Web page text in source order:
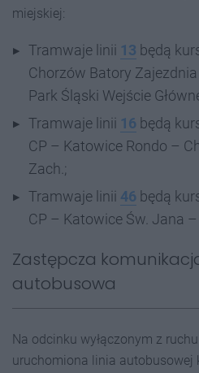
miejskiej:
Tramwaje linii 13 będą
Chorzów Batory
Park Śląski Wejście
Tramwaje linii 16 będą
CP – Katowice Rondo –
Zach.;
Tramwaje linii 46 będą
CP – Katowice Św. Jana
Zastępcza
autobusowa
Na odcinku wyłączonym z
uruchomiona linia autobusowej